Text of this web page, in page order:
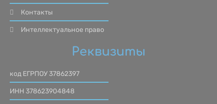
Контакты
Интеллектуальное право
Реквизиты
код ЕГРПОУ 37862397
ИНН 378623904848